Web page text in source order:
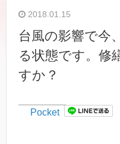
2018.01.15
台風の影響で今
る状態です。修
すか？
Pocket